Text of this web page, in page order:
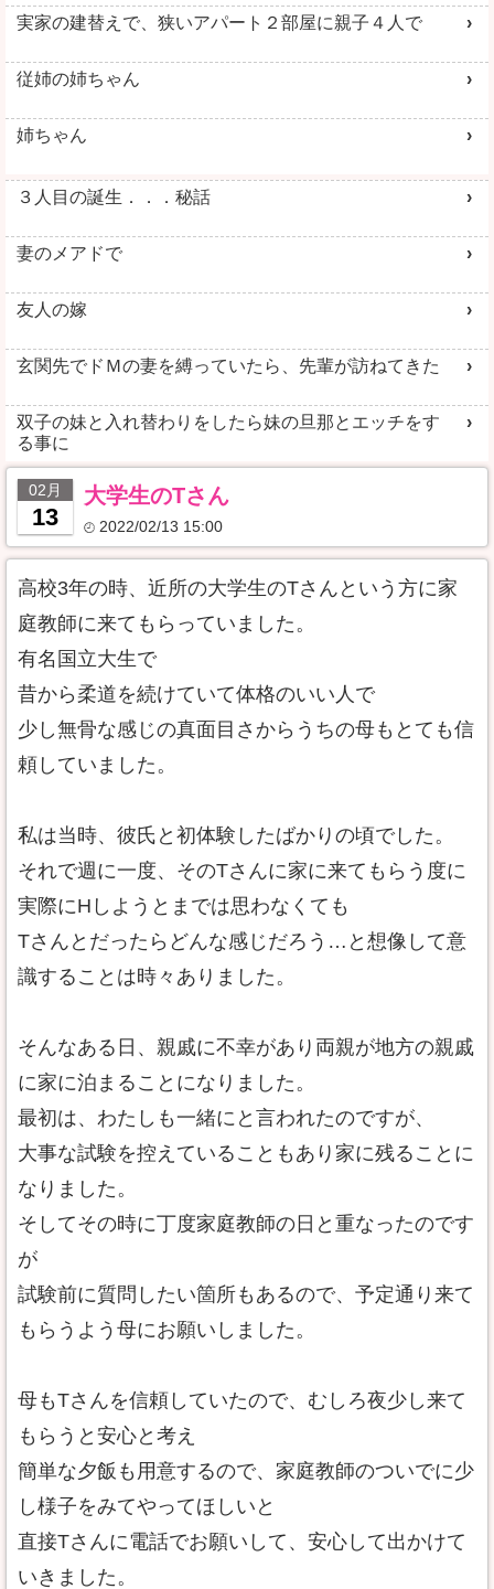
実家の建替えで、狭いアパート２部屋に親子４人で
従姉の姉ちゃん
姉ちゃん
３人目の誕生．．．秘話
妻のメアドで
友人の嫁
玄関先でドＭの妻を縛っていたら、先輩が訪ねてきた
双子の妹と入れ替わりをしたら妹の旦那とエッチをす
る事に
02月
13
大学生のTさん
2022/02/13 15:00
高校3年の時、近所の大学生のTさんという方に家
庭教師に来てもらっていました。
有名国立大生で
昔から柔道を続けていて体格のいい人で
少し無骨な感じの真面目さからうちの母もとても信
頼していました。
私は当時、彼氏と初体験したばかりの頃でした。
それで週に一度、そのTさんに家に来てもらう度に
実際にHしようとまでは思わなくても
Tさんとだったらどんな感じだろう…と想像して意
識することは時々ありました。
そんなある日、親戚に不幸があり両親が地方の親戚
に家に泊まることになりました。
最初は、わたしも一緒にと言われたのですが、
大事な試験を控えていることもあり家に残ることに
なりました。
そしてその時に丁度家庭教師の日と重なったのです
が
試験前に質問したい箇所もあるので、予定通り来て
もらうよう母にお願いしました。
母もTさんを信頼していたので、むしろ夜少し来て
もらうと安心と考え
簡単な夕飯も用意するので、家庭教師のついでに少
し様子をみてやってほしいと
直接Tさんに電話でお願いして、安心して出かけて
いきました。